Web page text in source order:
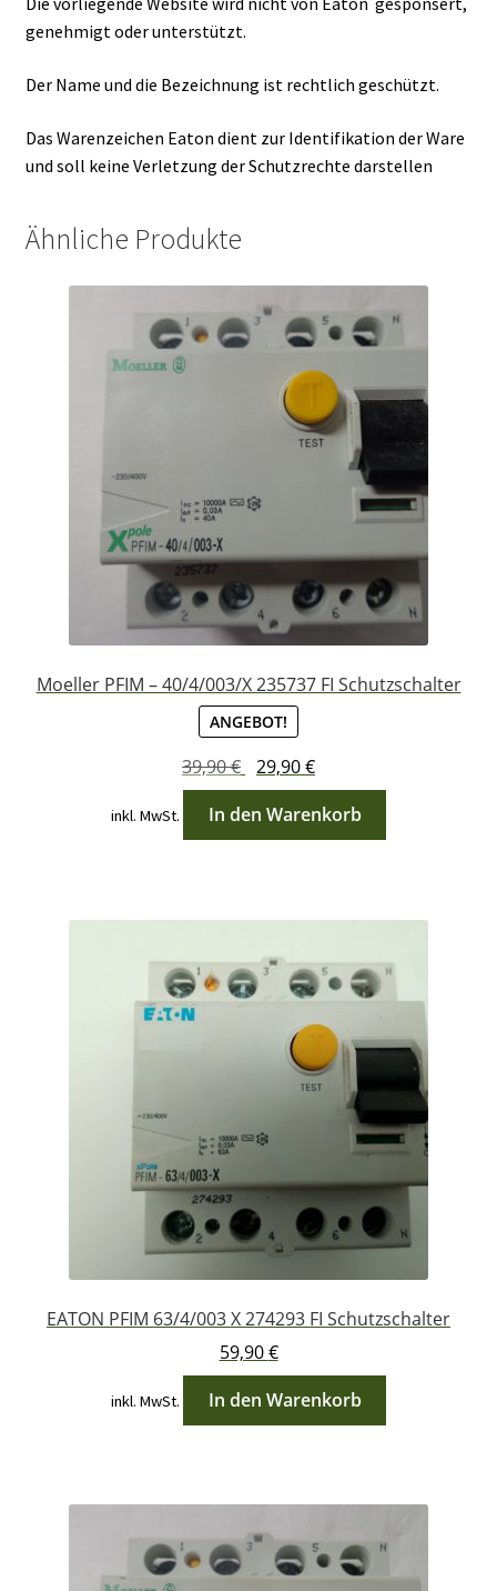
genehmigt oder unterstützt.
Der Name und die Bezeichnung ist rechtlich geschützt.
Das Warenzeichen Eaton dient zur Identifikation der Ware
und soll keine Verletzung der Schutzrechte darstellen
Ähnliche Produkte
Moeller PFIM – 40/4/003/X 235737 FI Schutzschalter
ANGEBOT!
39,90€
Ursprünglicher
Preis
war:
29,90€Aktueller
Preis
ist:
inkl. MwSt. In den Warenkorb
EATON PFIM 63/4/003 X 274293 FI Schutzschalter
59,90€
inkl. MwSt. In den Warenkorb